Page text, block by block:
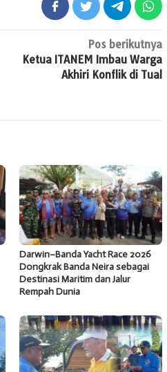
Pos berikutnya
Ketua ITANEM Imbau Warga
Akhiri Konflik di Tual
Darwin–Banda Yacht Race 2026
Dongkrak Banda Neira sebagai
Destinasi Maritim dan Jalur
Rempah Dunia